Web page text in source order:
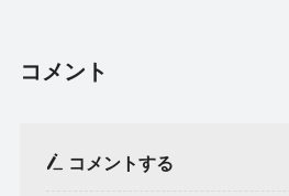
コメント
コメントする